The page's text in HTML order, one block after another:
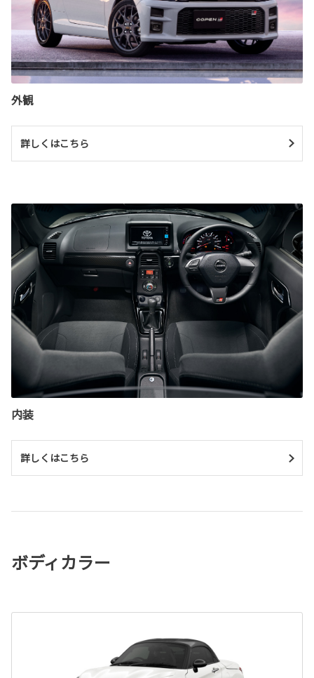
外観
詳しくはこちら
内装
詳しくはこちら
ボディカラー